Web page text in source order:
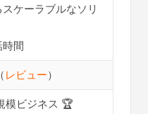
ケーラブルなソリ
間
レビュー）
模ビジネス 🏆